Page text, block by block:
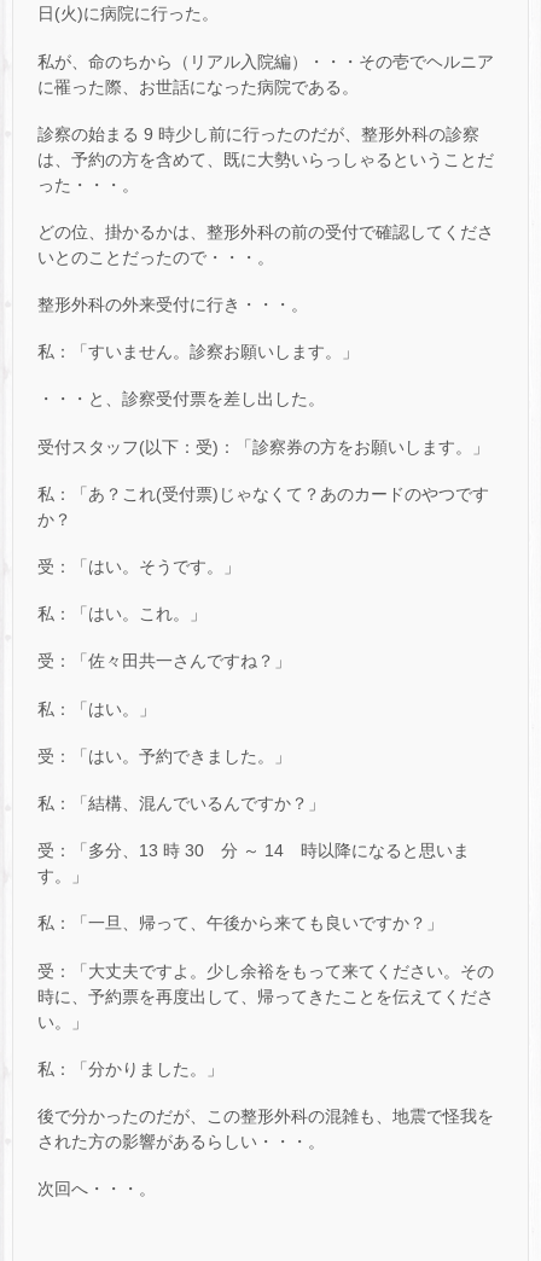
日(火)に病院に行った。
私が、命のちから（リアル入院編）・・・その壱でヘルニア
に罹った際、お世話になった病院である。
診察の始まる 9 時少し前に行ったのだが、整形外科の診察
は、予約の方を含めて、既に大勢いらっしゃるということだ
った・・・。
どの位、掛かるかは、整形外科の前の受付で確認してくださ
いとのことだったので・・・。
整形外科の外来受付に行き・・・。
私：「すいません。診察お願いします。」
・・・と、診察受付票を差し出した。
受付スタッフ(以下：受)：「診察券の方をお願いします。」
私：「あ？これ(受付票)じゃなくて？あのカードのやつです
か？
受：「はい。そうです。」
私：「はい。これ。」
受：「佐々田共一さんですね？」
私：「はい。」
受：「はい。予約できました。」
私：「結構、混んでいるんですか？」
受：「多分、13 時 30 分 ～ 14 時以降になると思いま
す。」
私：「一旦、帰って、午後から来ても良いですか？」
受：「大丈夫ですよ。少し余裕をもって来てください。その
時に、予約票を再度出して、帰ってきたことを伝えてくださ
い。」
私：「分かりました。」
後で分かったのだが、この整形外科の混雑も、地震で怪我を
された方の影響があるらしい・・・。
次回へ・・・。